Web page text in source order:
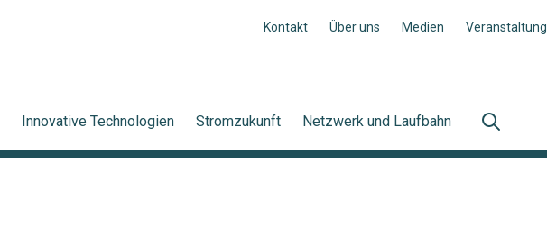
Kontakt Über uns Medien
Innovative Technologien Stromzukunft Netzwerk und Laufbahn